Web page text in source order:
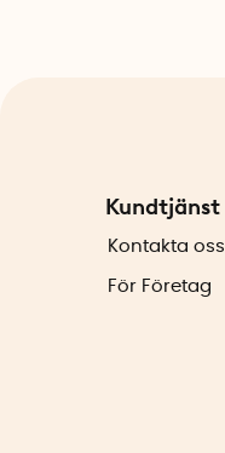
Kundtjänst
Kontakta oss
För Företag